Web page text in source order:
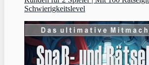
Schwierigkeitslevel